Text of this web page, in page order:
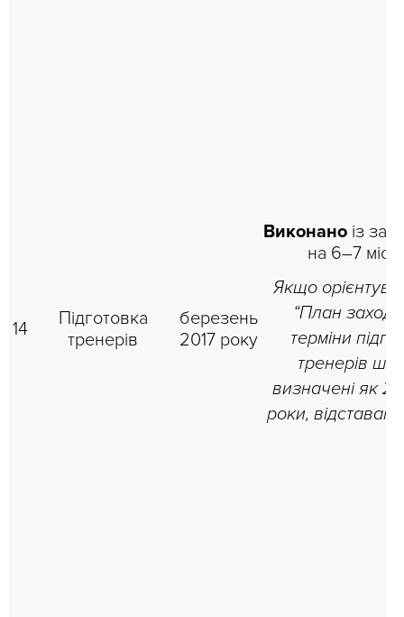
14
Підготовка
тренерів
березень
2017 року
Виконано із
на 6–7
Якщо
“План
терміни
тренерів
визначені як
роки,